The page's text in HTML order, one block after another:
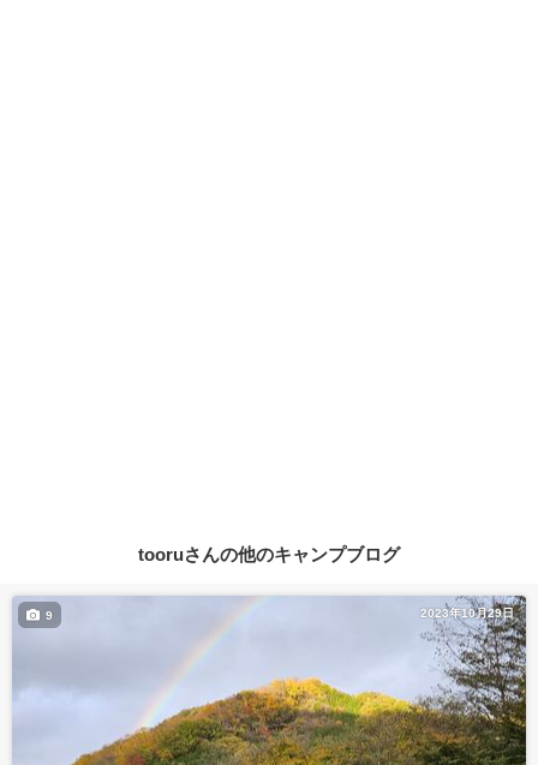
tooruさんの他のキャンプブログ
2023年10月29日
9